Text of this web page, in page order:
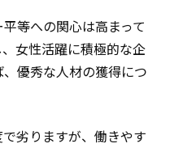
等への関心は高まって
女性活躍に積極的な企
優秀な人材の獲得につ
劣りますが、働きやす